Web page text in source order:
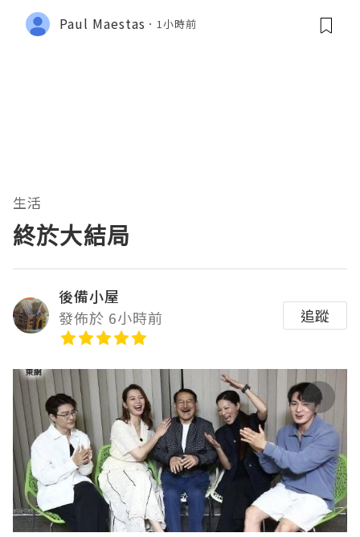
Paul Maestas 1小時前
生活
終於大結局
後備小屋
發佈於 6小時前
追蹤